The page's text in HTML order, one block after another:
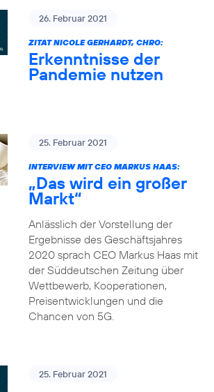
26. Februar 2021
ZITAT NICOLE GERHARDT, CHRO:
Erkenntnisse der
Pandemie nutzen
25. Februar 2021
INTERVIEW MIT CEO MARKUS HAAS:
„Das wird ein großer
Markt“
Anlässlich der Vorstellung der
Ergebnisse des Geschäftsjahres
2020 sprach CEO Markus Haas mit
der Süddeutschen Zeitung über
Wettbewerb, Kooperationen,
Preisentwicklungen und die
Chancen von 5G.
25. Februar 2021